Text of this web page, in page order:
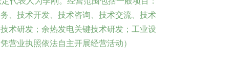
、技术开发、技术咨询、技术交流、技术
术研发；余热发电关键技术研发；工业设
营业执照依法自主开展经营活动）